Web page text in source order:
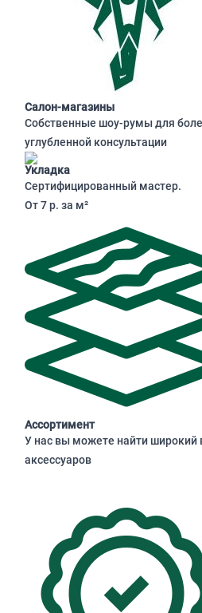
Салон-магазины
Собственные шоу-румы для
углубленной консультации
Укладка
Сертифицированный мастер.
От 7 р. за м²
Ассортимент
У нас вы можете найти широкий
аксессуаров